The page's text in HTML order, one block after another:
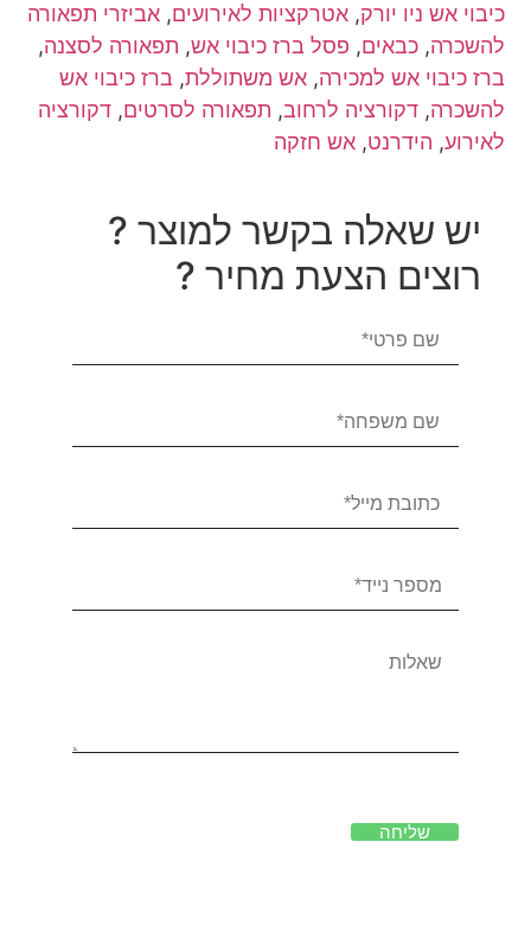
כיבוי אש ניו יורק,אטרקציות לאירועים,אביזרי תפאורה
להשכרה,כבאים, פסל ברז כיבוי אש, תפאורה לסצנה,
ברז כיבוי אש למכירה,אש משתוללת,ברז כיבוי אש
להשכרה,דקורציה לרחוב, תפאורה לסרטים,דקורציה
לאירוע, הידרנט,אש חזקה
יש שאלה בקשר למוצר ?
רוצים הצעת מחיר ?
שליחה